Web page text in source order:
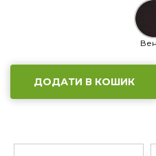
ДОДАТИ В КОШИК